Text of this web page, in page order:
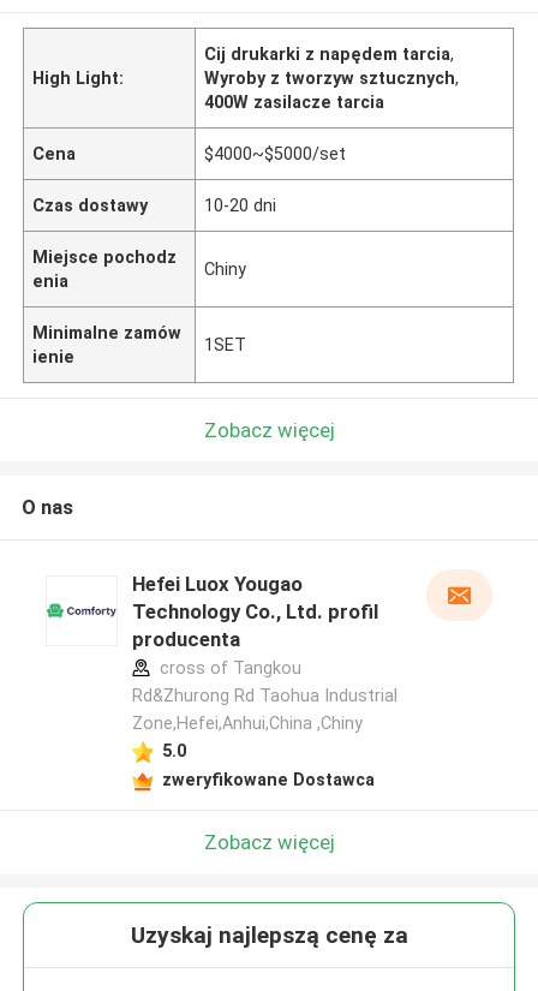
High Light:
Cij drukarki z napędem tarcia,
Wyroby z tworzyw sztucznych,
400W zasilacze tarcia
Cena $4000~$5000/set
Czas dostawy 10-20 dni
Miejsce pochodz
enia
Chiny
Minimalne zamów
ienie
1SET
Zobacz więcej
O nas
Hefei Luox Yougao
Technology Co., Ltd. profil
producenta
cross of Tangkou
Rd&Zhurong Rd Taohua Industrial
Zone,Hefei,Anhui,China ,Chiny
5.0
zweryfikowane Dostawca
Zobacz więcej
Uzyskaj najlepszą cenę za